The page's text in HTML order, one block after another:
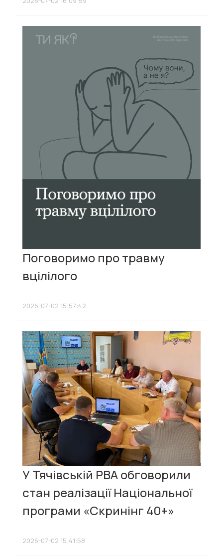
Поговоримо про травму
вцілілого
2026-07-02 15:57:42
У Тячівській РВА обговорили
стан реалізації Національної
програми «Скринінг 40+»
2026-07-02 15:41:58